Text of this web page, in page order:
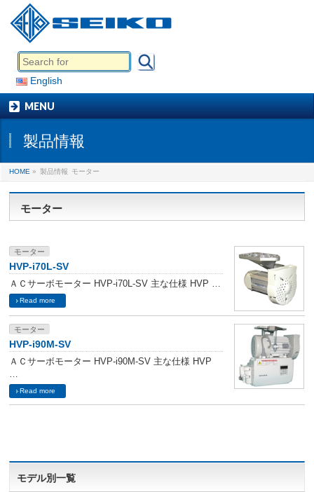
English
MENU
製品情報
HOME » 製品情報 モーター
モーター
モーター
HVP-i70L-SV
ＡＣサーボモーター HVP-i70L-SV 主な仕様 HVP …
Read more
モーター
HVP-i90M-SV
ＡＣサーボモーター HVP-i90M-SV 主な仕様 HVP
…
Read more
モデル別一覧